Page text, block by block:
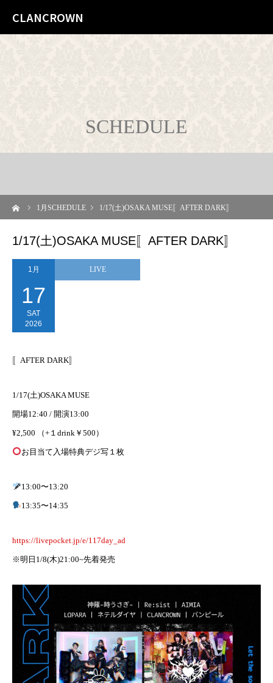
CLANCROWN
SCHEDULE
1 月SCHEDULE 1/17(土)OSAKA MUSE〚AFTER DARK〛
1/17(土)OSAKA MUSE〚AFTER DARK〛
1月
17
SAT
2026
LIVE
〚AFTER DARK〛
1/17(土)OSAKA MUSE
開場12:40 / 開演13:00
¥2,500 （+１drink￥500）
お目当て入場特典デジ写１枚
13:00〜13:20
13:35〜14:35
https://livepocket.jp/e/117day_ad
※明日1/8(木)21:00~先着発売